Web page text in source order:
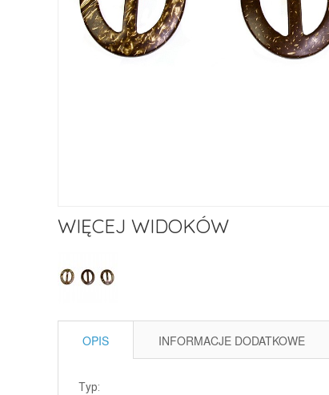
WIĘCEJ WIDOKÓW
OPIS INFORMACJE DODATKOWE
Typ: